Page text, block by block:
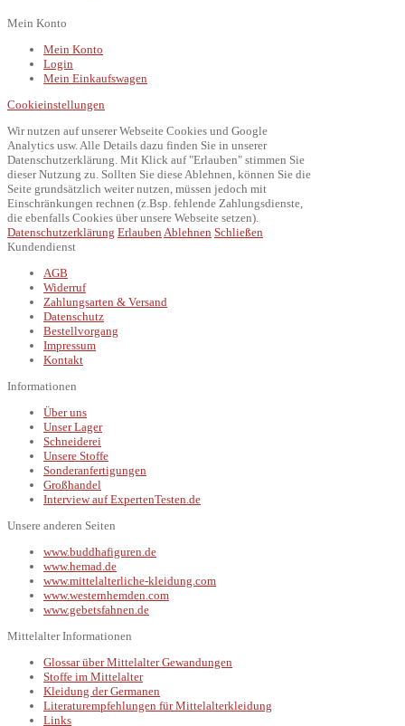
Mein Konto
Mein Konto
Login
Mein Einkaufswagen
Cookieinstellungen
Wir nutzen auf unserer Webseite Cookies und Google
Analytics usw. Alle Details dazu finden Sie in unserer
Datenschutzerklärung. Mit Klick auf "Erlauben" stimmen Sie
dieser Nutzung zu. Sollten Sie diese Ablehnen, können Sie die
Seite grundsätzlich weiter nutzen, müssen jedoch mit
Einschränkungen rechnen (z.Bsp. fehlende Zahlungsdienste,
die ebenfalls Cookies über unsere Webseite setzen).
Datenschutzerklärung Erlauben Ablehnen Schließen
Kundendienst
AGB
Widerruf
Zahlungsarten & Versand
Datenschutz
Bestellvorgang
Impressum
Kontakt
Informationen
Über uns
Unser Lager
Schneiderei
Unsere Stoffe
Sonderanfertigungen
Großhandel
Interview auf ExpertenTesten.de
Unsere anderen Seiten
www.buddhafiguren.de
www.hemad.de
www.mittelalterliche-kleidung.com
www.westernhemden.com
www.gebetsfahnen.de
Mittelalter Informationen
Glossar über Mittelalter Gewandungen
Stoffe im Mittelalter
Kleidung der Germanen
Literaturempfehlungen für Mittelalterkleidung
Links